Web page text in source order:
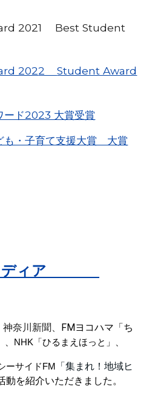
2021 Best Student
2022Student Award
ード2023 大賞受賞
も・子育て支援大賞 大賞
ディア
奈川新聞、 FMヨコハマ「ち
、NHK「ひるまえほっと」、
ーサイドFM
「集まれ！地域ヒ
動を紹介いただきました。